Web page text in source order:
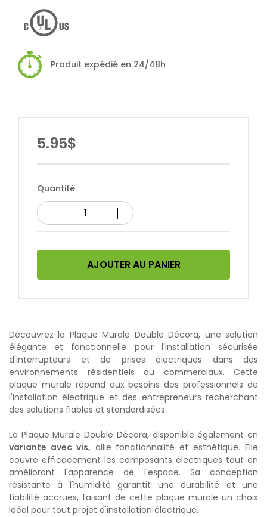
Produit expédié en 24/48h
5.95$
Quantité
AJOUTER AU PANIER
Découvrez la Plaque Murale Double Décora, une solution
élégante et fonctionnelle pour l'installation sécurisée
d'interrupteurs et de prises électriques dans des
environnements résidentiels ou commerciaux. Cette
plaque murale répond aux besoins des professionnels de
l'installation électrique et des entrepreneurs recherchant
des solutions fiables et standardisées.
La Plaque Murale Double Décora, disponible également en
variante avec vis, allie fonctionnalité et esthétique. Elle
couvre efficacement les composants électriques tout en
améliorant l'apparence de l'espace. Sa conception
résistante à l'humidité garantit une durabilité et une
fiabilité accrues, faisant de cette plaque murale un choix
idéal pour tout projet d'installation électrique.